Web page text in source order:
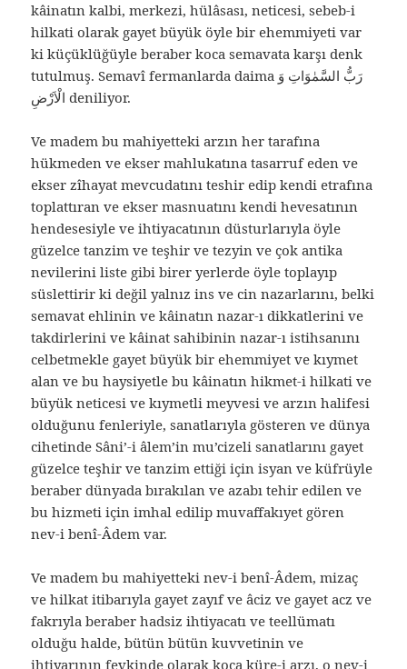
kâinatın kalbi, merkezi, hülâsası, neticesi, sebeb-i
hilkati olarak gayet büyük öyle bir ehemmiyeti var
ki küçüklüğüyle beraber koca semavata karşı denk
tutulmuş. Semavî fermanlarda daima رَبُّ السَّمٰوَاتِ وَ
الْاَرْضِ deniliyor.
Ve madem bu mahiyetteki arzın her tarafına
hükmeden ve ekser mahlukatına tasarruf eden ve
ekser zîhayat mevcudatını teshir edip kendi etrafına
toplattıran ve ekser masnuatını kendi hevesatının
hendesesiyle ve ihtiyacatının düsturlarıyla öyle
güzelce tanzim ve teşhir ve tezyin ve çok antika
nevilerini liste gibi birer yerlerde öyle toplayıp
süslettirir ki değil yalnız ins ve cin nazarlarını, belki
semavat ehlinin ve kâinatın nazar-ı dikkatlerini ve
takdirlerini ve kâinat sahibinin nazar-ı istihsanını
celbetmekle gayet büyük bir ehemmiyet ve kıymet
alan ve bu haysiyetle bu kâinatın hikmet-i hilkati ve
büyük neticesi ve kıymetli meyvesi ve arzın halifesi
olduğunu fenleriyle, sanatlarıyla gösteren ve dünya
cihetinde Sâni’-i âlem’in mu’cizeli sanatlarını gayet
güzelce teşhir ve tanzim ettiği için isyan ve küfrüyle
beraber dünyada bırakılan ve azabı tehir edilen ve
bu hizmeti için imhal edilip muvaffakıyet gören
nev-i benî-Âdem var.
Ve madem bu mahiyetteki nev-i benî-Âdem, mizaç
ve hilkat itibarıyla gayet zayıf ve âciz ve gayet acz ve
fakrıyla beraber hadsiz ihtiyacatı ve teellümatı
olduğu halde, bütün bütün kuvvetinin ve
ihtiyarının fevkinde olarak koca küre-i arzı, o nev-i